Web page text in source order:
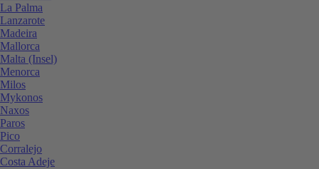
La Palma
Lanzarote
Madeira
Mallorca
Malta (Insel)
Menorca
Milos
Mykonos
Naxos
Paros
Pico
Corralejo
Costa Adeje